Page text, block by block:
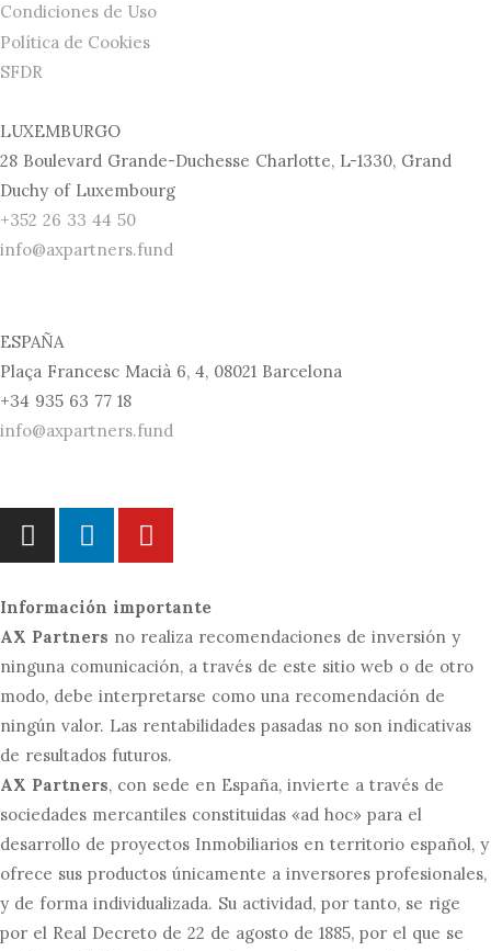
Condiciones de Uso
Política de Cookies
SFDR
LUXEMBURGO
28 Boulevard Grande-Duchesse Charlotte, L-1330, Grand
Duchy of Luxembourg
+352 26 33 44 50
info@axpartners.fund
ESPAÑA
Plaça Francesc Macià 6, 4, 08021 Barcelona
+34 935 63 77 18
info@axpartners.fund
Información importante
AX Partners no realiza recomendaciones de inversión y
ninguna comunicación, a través de este sitio web o de otro
modo, debe interpretarse como una recomendación de
ningún valor. Las rentabilidades pasadas no son indicativas
de resultados futuros.
AX Partners, con sede en España, invierte a través de
sociedades mercantiles constituidas «ad hoc» para el
desarrollo de proyectos Inmobiliarios en territorio español, y
ofrece sus productos únicamente a inversores profesionales,
y de forma individualizada. Su actividad, por tanto, se rige
por el Real Decreto de 22 de agosto de 1885, por el que se